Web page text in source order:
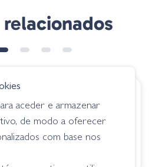
Weight Finesse
Free Jika
aceder e armazenar
de modo a oferecer
com base nos